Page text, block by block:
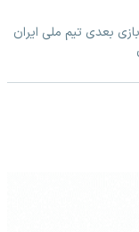
بعدی تیم ملی ایران